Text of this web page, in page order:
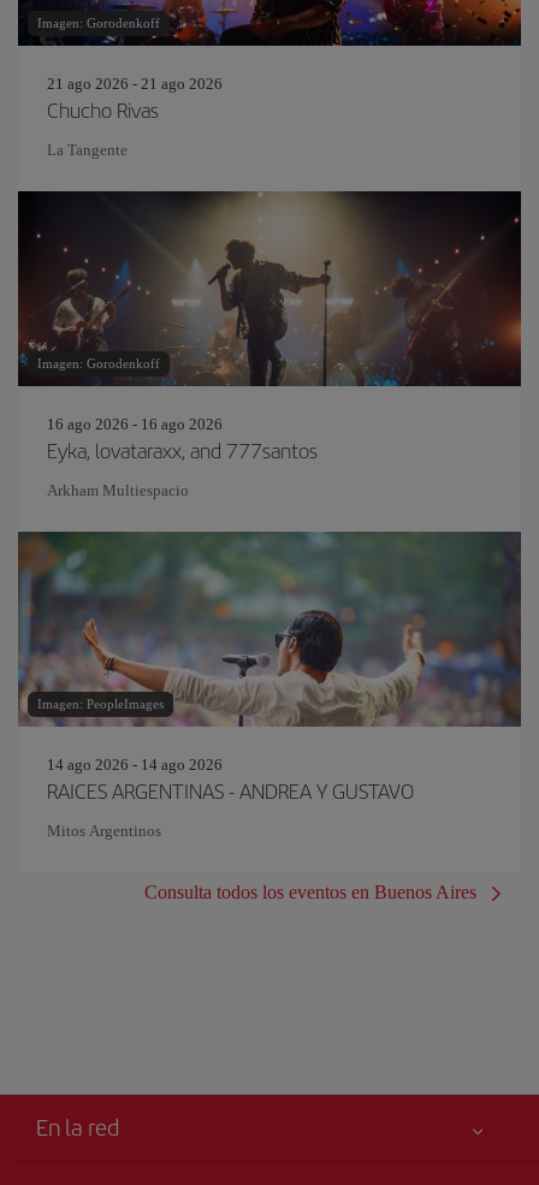
Imagen: Gorodenkoff
21 ago 2026 - 21 ago 2026
Chucho Rivas
La Tangente
Imagen: Gorodenkoff
16 ago 2026 - 16 ago 2026
Eyka, lovataraxx, and 777santos
Arkham Multiespacio
Imagen: PeopleImages
14 ago 2026 - 14 ago 2026
RAICES ARGENTINAS - ANDREA Y GUSTAVO
Mitos Argentinos
Consulta todos los eventos en Buenos Aires
En la red